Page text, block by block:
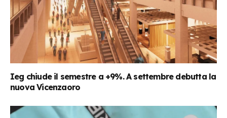
Ieg chiude il semestre a +9%. A settembre debutta la
nuova Vicenzaoro